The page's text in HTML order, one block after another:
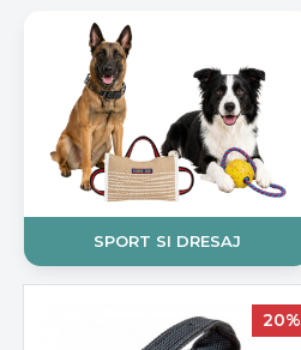
SPORT SI DRESAJ
20%